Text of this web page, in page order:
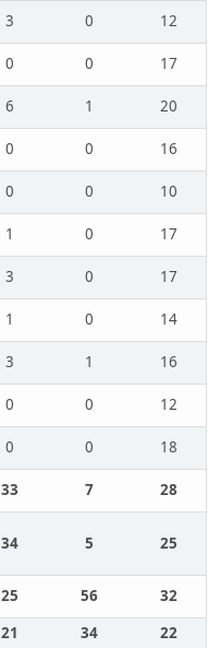
3 0
12
0 0
17
6 1
20
0 0
16
0 0
10
1 0
17
3 0
17
1 0
14
3 1
16
0 0
12
0 0
18
33 7 28
34 5 25
25 56
32
21 34
22